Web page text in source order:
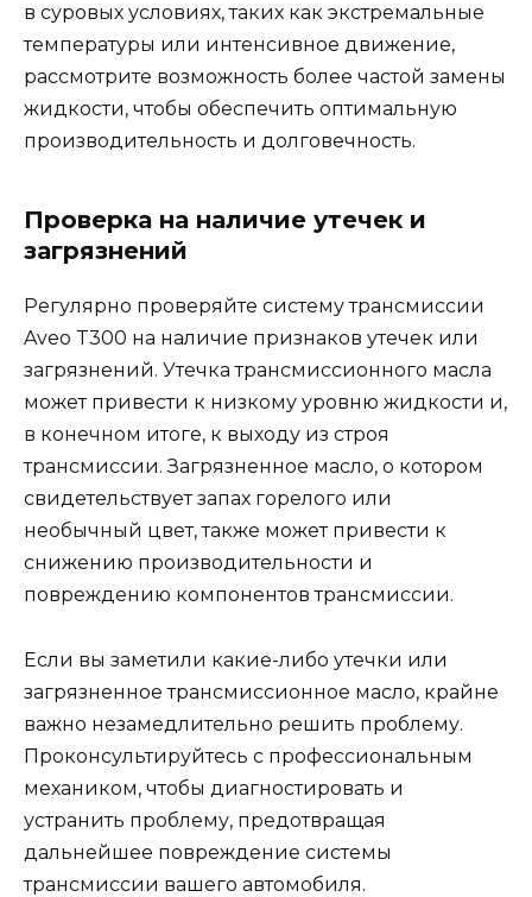
в суровых условиях, таких как экстремальные
температуры или интенсивное движение,
рассмотрите возможность более частой замены
жидкости, чтобы обеспечить оптимальную
производительность и долговечность.
Проверка на наличие утечек и
загрязнений
Регулярно проверяйте систему трансмиссии
Aveo T300 на наличие признаков утечек или
загрязнений. Утечка трансмиссионного масла
может привести к низкому уровню жидкости и,
в конечном итоге, к выходу из строя
трансмиссии. Загрязненное масло, о котором
свидетельствует запах горелого или
необычный цвет, также может привести к
снижению производительности и
повреждению компонентов трансмиссии.
Если вы заметили какие-либо утечки или
загрязненное трансмиссионное масло, крайне
важно незамедлительно решить проблему.
Проконсультируйтесь с профессиональным
механиком, чтобы диагностировать и
устранить проблему, предотвращая
дальнейшее повреждение системы
трансмиссии вашего автомобиля.